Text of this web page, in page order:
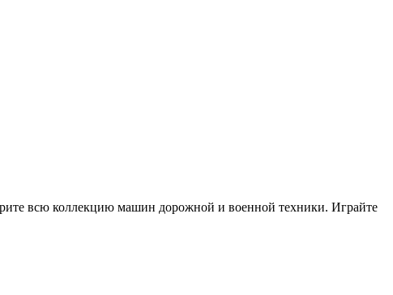
всю коллекцию машин дорожной и военной техники. Играйте